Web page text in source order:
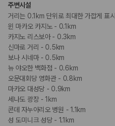
주변시설
거리는 0.1km 단위로 최대한 가깝게 표
윈 마카오 카지노 - 0.1km
카지노 리스보아 - 0.3km
신마로 거리 - 0.5km
보나 시네마 - 0.5km
뉴 야오한 백화점 - 0.6km
오문대회당 영화관 - 0.8km
마카오 대성당 - 0.9km
세나도 광장 - 1km
콘데 자누아리오 병원 - 1.1km
성 도미니크 성당 - 1.1km